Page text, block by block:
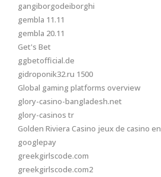
gangiborgodeiborghi
gembla 11.11
gembla 20.11
Get's Bet
ggbetofficial.de
gidroponik32.ru 1500
Global gaming platforms overview
glory-casino-bangladesh.net
glory-casinos tr
Golden Riviera Casino jeux de casino
googlepay
greekgirlscode.com
greekgirlscode.com2